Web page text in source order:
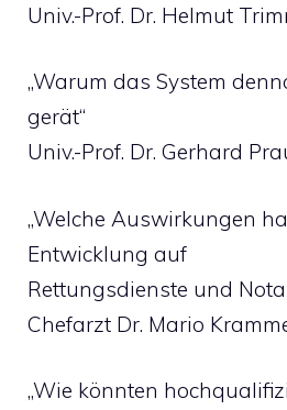
Univ.-Prof. Dr. Helmut
„Warum das System
gerät“
Univ.-Prof. Dr. Gerhard
„Welche Auswirkungen
Entwicklung auf
Rettungsdienste und
Chefarzt Dr. Mario
„Wie könnten